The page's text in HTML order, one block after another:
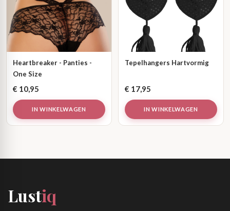
Heartbreaker - Panties -
One Size
€ 10,95
IN WINKELWAGEN
Tepelhangers Hartvormig
€ 17,95
IN WINKELWAGEN
Lustiq